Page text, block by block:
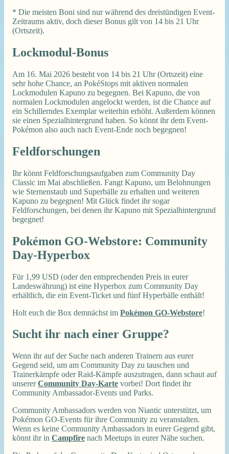
* Die meisten Boni sind nur während des dreistündigen Event-
Zeitraums aktiv, doch dieser Bonus gilt von 14 bis 21 Uhr
(Ortszeit).
Lockmodul-Bonus
Am 16. Mai 2026 besteht von 14 bis 21 Uhr (Ortszeit) eine
sehr hohe Chance, an PokéStops mit aktiven normalen
Lockmodulen Kapuno zu begegnen. Bei Kapuno, die von
normalen Lockmodulen angelockt werden, ist die Chance auf
ein Schillerndes Exemplar weiterhin erhöht. Außerdem können
sie einen Spezialhintergrund haben. So könnt ihr dem Event-
Pokémon also auch nach Event-Ende noch begegnen!
Feldforschungen
Ihr könnt Feldforschungsaufgaben zum Community Day
Classic im Mai abschließen. Fangt Kapuno, um Belohnungen
wie Sternenstaub und Superbälle zu erhalten und weiteren
Kapuno zu begegnen! Mit Glück findet ihr sogar
Feldforschungen, bei denen ihr Kapuno mit Spezialhintergrund
begegnet!
Pokémon GO-Webstore: Community
Day-Hyperbox
Für 1,99 USD (oder den entsprechenden Preis in eurer
Landeswährung) ist eine Hyperbox zum Community Day
erhältlich, die ein Event-Ticket und fünf Hyperbälle enthält!
Holt euch die Box demnächst im Pokémon GO-Webstore!
Sucht ihr nach einer Gruppe?
Wenn ihr auf der Suche nach anderen Trainern aus eurer
Gegend seid, um am Community Day zu tauschen und
Trainerkämpfe oder Raid-Kämpfe auszutragen, dann schaut auf
unsererCommunity Day-Karte vorbei! Dort findet ihr
Community Ambassador-Events und Parks.
Community Ambassadors werden von Niantic unterstützt, um
Pokémon GO-Events für ihre Community zu veranstalten.
Wenn es keine Community Ambassadors in eurer Gegend gibt,
könnt ihr in Campfire nach Meetups in eurer Nähe suchen.